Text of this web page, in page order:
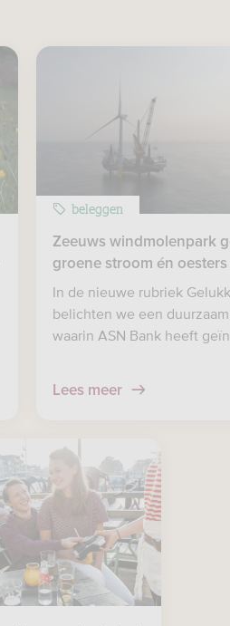
beleggen
Zeeuws windmolenpark
groene stroom én oesters
In de nieuwe rubriek
belichten we een
waarin ASN Bank heeft
Lees meer